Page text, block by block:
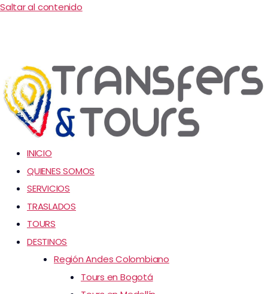
Saltar al contenido
INICIO
QUIENES SOMOS
SERVICIOS
TRASLADOS
TOURS
DESTINOS
Región Andes Colombiano
Tours en Bogotá